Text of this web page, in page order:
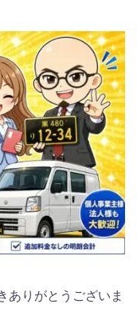
ありがとうございま